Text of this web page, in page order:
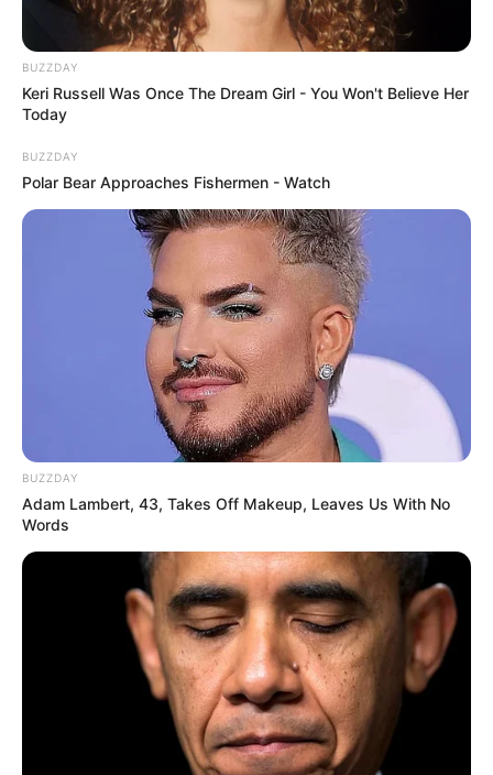
BUZZDAY
Keri Russell Was Once The Dream Girl - You Won't Believe Her
Today
BUZZDAY
Polar Bear Approaches Fishermen - Watch
BUZZDAY
Adam Lambert, 43, Takes Off Makeup, Leaves Us With No
Words